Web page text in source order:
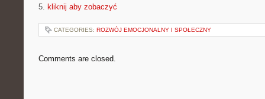
5. kliknij aby zobaczyć
CATEGORIES: ROZWÓJ EMOCJONALNY I SPOŁECZNY
Comments are closed.